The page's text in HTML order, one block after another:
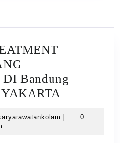
DI Bandung
KOLAM
0